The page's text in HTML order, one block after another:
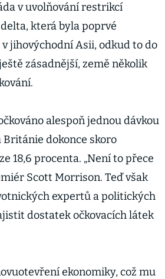
v uvolňování restrikcí
která byla poprvé
jihovýchodní Asii, odkud to do
zásadnější, země několik
alespoň jednou dávkou
Británie dokonce skoro
18,6 procenta. „Není to přece
Scott Morrison. Teď však
expertů a politických
dostatek očkovacích látek
ekonomiky, což mu